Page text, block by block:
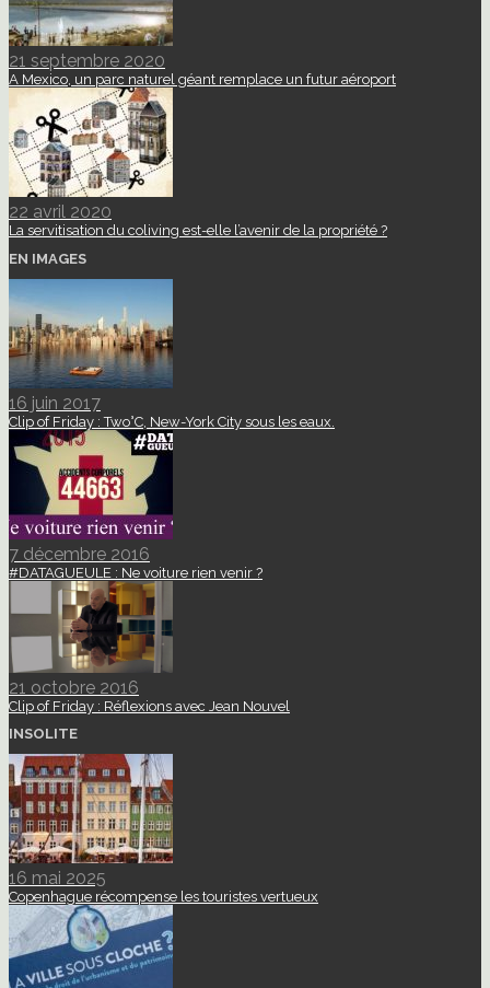
21 septembre 2020
A Mexico, un parc naturel géant remplace un futur aéroport
22 avril 2020
La servitisation du coliving est-elle l’avenir de la propriété ?
EN IMAGES
16 juin 2017
Clip of Friday : Two°C, New-York City sous les eaux.
7 décembre 2016
#DATAGUEULE : Ne voiture rien venir ?
21 octobre 2016
Clip of Friday : Réflexions avec Jean Nouvel
INSOLITE
16 mai 2025
Copenhague récompense les touristes vertueux